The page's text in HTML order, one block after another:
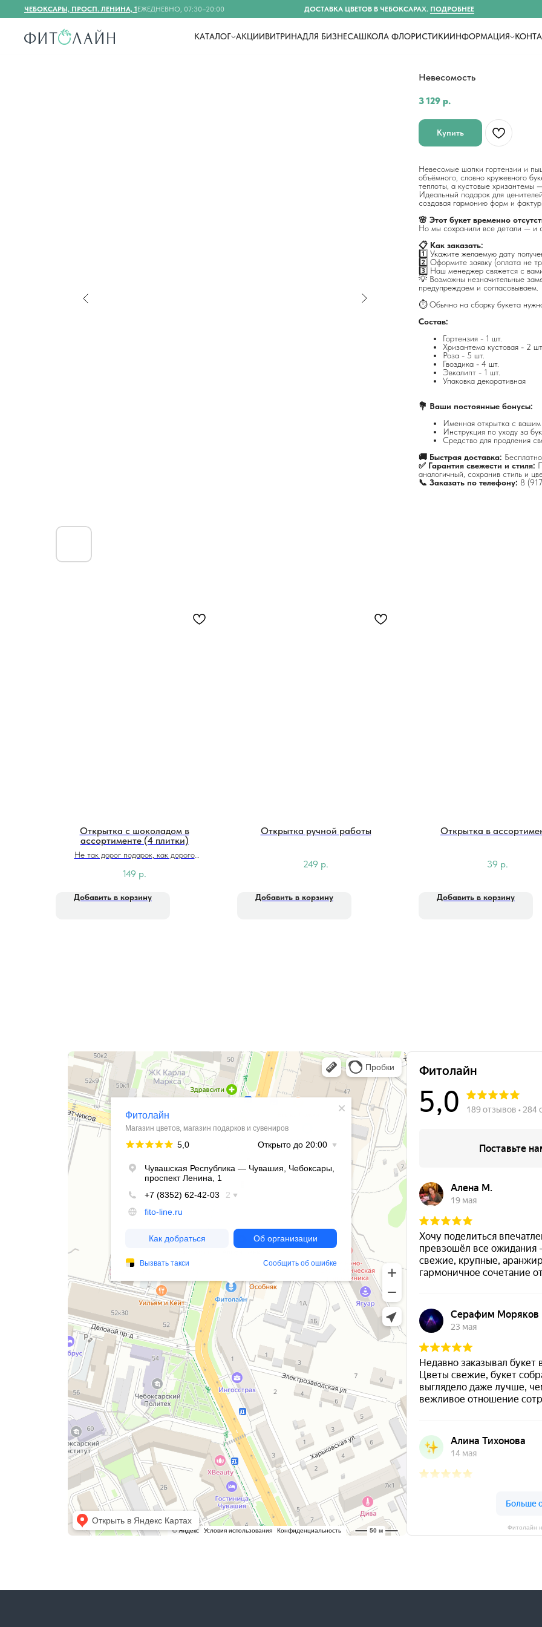
ЧЕБОКСАРЫ, ПРОСП. ЛЕНИНА, 1ЕЖЕДНЕВНО, 07:30–20:00 ДОСТАВКА ЦВЕТОВ В ЧЕБОКСАРАХ. ПОДРОБНЕЕ
КАТАЛОГ АКЦИИВИТРИНАДЛЯ БИЗНЕСАШКОЛА ФЛОРИСТИКИИНФОРМАЦИЯ
Невесомость
3 129 р.
Купить
Невесомые шапки гортензии и
объёмного, словно кружевного
теплоты, а кустовые хризантемы
Идеальный подарок для
создавая гармонию форм и фактур.
🌸 Этот букет временно
Но мы сохранили все детали — и
📋 Как заказать:
1️⃣ Укажите желаемую дату
2️⃣ Оформите заявку (оплата не
3️⃣ Наш менеджер свяжется с
💡 Возможны незначительные
предупреждаем и согласовываем.
⏱️ Обычно на сборку букета
Состав:
Гортензия - 1 шт.
Хризантема кустовая - 2 шт.
Роза - 5 шт.
Гвоздика - 4 шт.
Эвкалипт - 1 шт.
Упаковка декоративная
💐 Ваши постоянные бонусы:
Именная открытка с вашим
Инструкция по уходу за
Средство для продления
🚚 Быстрая доставка:
✅ Гарантия свежести и стиля:
аналогичный, сохранив стиль и
📞 Заказать по телефону: 8
Открытка с шоколадом в
ассортименте (4 плитки)
Не так дорог подарок, как дорого
149 р.
Добавить в корзину
Открытка ручной работы
249 р.
Добавить в корзину
Открытка в
39 р.
Добавить в корзину
Фитолайн
Магазин цветов в Чебоксарах
Магазин подарков и сувениров в Чебоксарах
Фитолайн